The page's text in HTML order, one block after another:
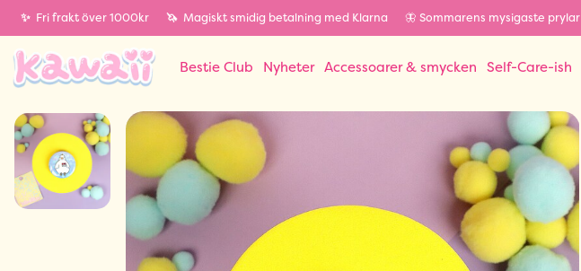
✨ Fri frakt över 1000kr 🦄 Magiskt smidig betalning med Klarna 🦋 Sommarens mysigaste prylar
Bestie Club Nyheter Accessoarer & smycken Self-Care-ish